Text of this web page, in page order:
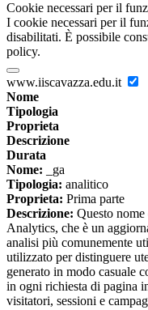
Cookie necessari per il
I cookie necessari per il
disabilitati. È possibile
policy.
www.iiscavazza.edu.it
Nome
Tipologia
Proprieta
Descrizione
Durata
Nome: _ga
Tipologia: analitico
Proprieta: Prima parte
Descrizione: Questo
Analytics, che è un
analisi più comunemente
utilizzato per distinguere
generato in modo casuale
in ogni richiesta di pagina
visitatori, sessioni e